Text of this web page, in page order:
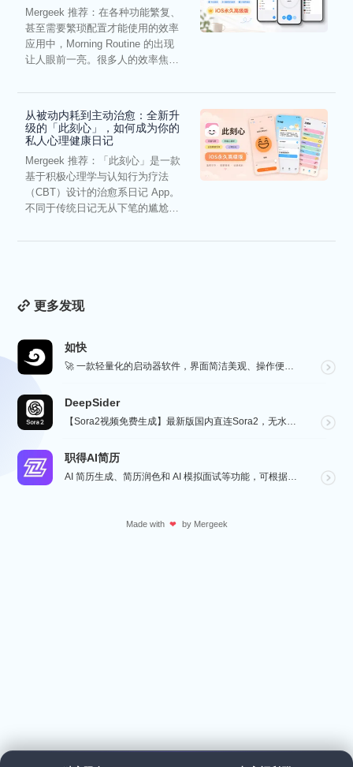
Mergeek 推荐：在各种功能繁复、
甚至需要繁琐配置才能使用的效率
应用中，Morning Routine 的出现
让人眼前一亮。很多人的效率焦
从被动内耗到主动治愈：全新升
级的「此刻心」，如何成为你的
私人心理健康日记
Mergeek 推荐：「此刻心」是一款
基于积极心理学与认知行为疗法
（CBT）设计的治愈系日记 App。
不同于传统日记无从下笔的尴尬，
更多发现
如快
🚀 一款轻量化的启动器软件，界面简洁美观、操作便捷，并且支持插件开发。支持全键盘操作。开发者目前处于...
DeepSider
【Sora2视频免费生成】最新版国内直连Sora2，无水印免费使用，无需邀请码，一键生成大片，人物自...
职得AI简历
AI 简历生成、简历润色和 AI 模拟面试等功能，可根据指定的求职岗位，一键快速生成高匹配的简历内容...
Made with ❤ by Mergeek